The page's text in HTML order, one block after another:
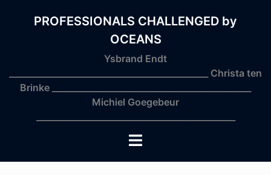
PROFESSIONALS CHALLENGED by
OCEANS
Ysbrand Endt
_______________________________________________ Christa ten
Brinke _______________________________________________
Michiel Goegebeur
Toggle
menu